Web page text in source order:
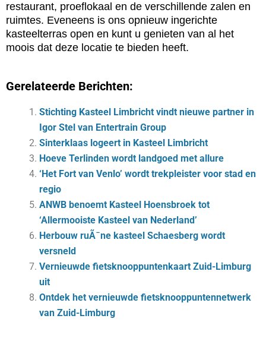
restaurant, proeflokaal en de verschillende zalen en
ruimtes. Eveneens is ons opnieuw ingerichte
kasteelterras open en kunt u genieten van al het
moois dat deze locatie te bieden heeft.
Gerelateerde Berichten:
Stichting Kasteel Limbricht vindt nieuwe partner in
Igor Stel van Entertrain Group
Sinterklaas logeert in Kasteel Limbricht
Hoeve Terlinden wordt landgoed met allure
‘Het Fort van Venlo’ wordt trekpleister voor stad en
regio
ANWB benoemt Kasteel Hoensbroek tot
‘Allermooiste Kasteel van Nederland’
Herbouw ruÃ¯ne kasteel Schaesberg wordt
versneld
Vernieuwde fietsknooppuntenkaart Zuid-Limburg
uit
Ontdek het vernieuwde fietsknooppuntennetwerk
van Zuid-Limburg